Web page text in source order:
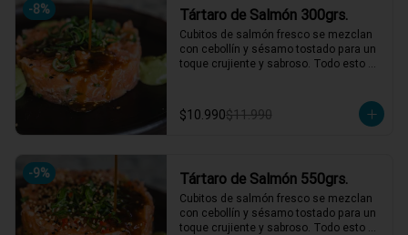
*El peso neto corresponde al producto
en su presentación completa, salsas o
acompañamientos incluidos.
-8% Tártaro de Salmón 300grs.
Cubitos de salmón fresco se mezclan
con cebollín y sésamo tostado para un
toque crujiente y sabroso. Todo esto
cilantro. ¡Un tártaro que combina
frescura y sabor en cada bocado! 🍣✨
en su presentación completa, salsas o
acompañamientos incluidos.
$10.990$11.990
-9% Tártaro de Salmón 550grs.
Cubitos de salmón fresco se mezclan
con cebollín y sésamo tostado para un
toque crujiente y sabroso. Todo esto